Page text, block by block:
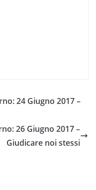
24 Giugno 2017 –
26 Giugno 2017 –
Giudicare noi stessi